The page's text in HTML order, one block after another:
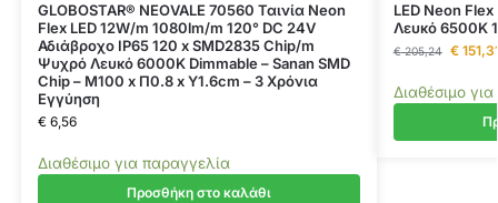
GLOBOSTAR® NEOVALE 70560 Ταινία Neon
Flex LED 12W/m 1080lm/m 120° DC 24V
Αδιάβροχο IP65 120 x SMD2835 Chip/m
Ψυχρό Λευκό 6000K Dimmable – Sanan SMD
Chip – Μ100 x Π0.8 x Υ1.6cm – 3 Χρόνια
Εγγύηση
€6,56
Διαθέσιμο για παραγγελία
Προσθήκη στο καλάθι
LED Neon
Λευκό 6500K
€205,24 €
Διαθέσιμο